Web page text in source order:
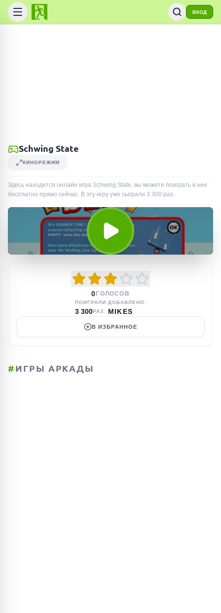
ВХОД
Schwing State
КИНОРЕЖИМ
Здесь находится онлайн игра Schwing State, вы можете поиграть в нее
бесплатно прямо сейчас. В эту игру уже сыграли 3 300 раз.
0 ГОЛОСОВ
ПОИГРАЛИ:
3 300РАЗ
ДОБАВЛЕНО:
MIKES
В ИЗБРАННОЕ
#ИГРЫ АРКАДЫ